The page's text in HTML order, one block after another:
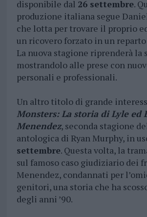
disponibile dal 26 settembre.
produzione italiana segue
che lotta per trovare il proprio
un ricovero forzato in un
La nuova stagione riprenderà la
mostrandolo alle prese con
personali e professionali.
Un altro titolo di grande
Monsters: La storia di Lyle ed
Menendez, seconda stagione
antologica di Ryan Murphy, in
settembre. Questa volta, la
sul famoso caso giudiziario dei
Menendez, condannati per
genitori, una storia che ha
degli anni ’90.